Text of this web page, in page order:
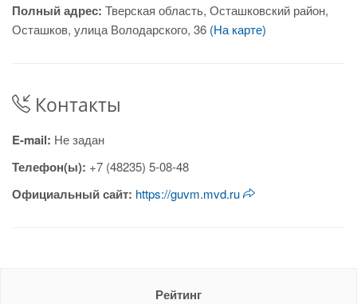
Полный адрес: Тверская область, Осташковский район,
Осташков, улица Володарского, 36 (На карте)
Контакты
E-mail: Не задан
Телефон(ы): +7 (48235) 5-08-48
Официальный сайт: https://guvm.mvd.ru
Рейтинг